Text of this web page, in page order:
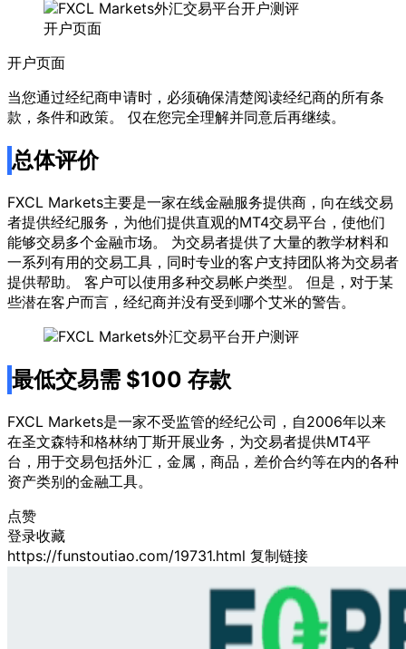
开户页面
开户页面
当您通过经纪商申请时，必须确保清楚阅读经纪商的所有条
款，条件和政策。 仅在您完全理解并同意后再继续。
总体评价
FXCL Markets主要是一家在线金融服务提供商，向在线交易
者提供经纪服务，为他们提供直观的MT4交易平台，使他们
能够交易多个金融市场。 为交易者提供了大量的教学材料和
一系列有用的交易工具，同时专业的客户支持团队将为交易者
提供帮助。 客户可以使用多种交易帐户类型。 但是，对于某
些潜在客户而言，经纪商并没有受到哪个艾米的警告。
最低交易需 $100 存款
FXCL Markets是一家不受监管的经纪公司，自2006年以来
在圣文森特和格林纳丁斯开展业务，为交易者提供MT4平
台，用于交易包括外汇，金属，商品，差价合约等在内的各种
资产类别的金融工具。
点赞
登录收藏
https://funstoutiao.com/19731.html 复制链接